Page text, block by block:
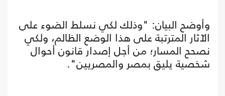
وأوضح البيان: "وذلك لكي نسلط الضوء على
الآثار المترتبة على هذا الوضع الظالم، ولكي
نصحح المسار؛ من أجل إصدار قانون أحوال
شخصية يليق بمصر والمصريين".